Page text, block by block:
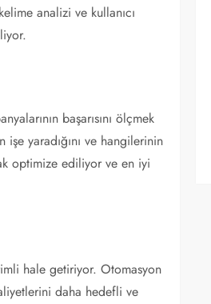
analizi ve kullanıcı
başarısını ölçmek
yaradığını ve hangilerinin
optimize ediliyor ve en iyi
hale getiriyor. Otomasyon
daha hedefli ve